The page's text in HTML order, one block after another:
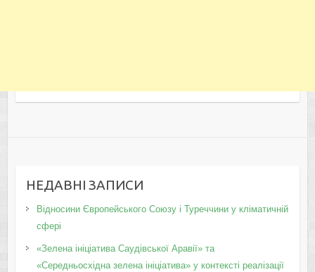
НЕДАВНІ ЗАПИСИ
Відносини Європейського Союзу і Туреччини у кліматичній
сфері
«Зелена ініціатива Саудівської Аравії» та
«Середньосхідна зелена ініціатива» у контексті реалізації